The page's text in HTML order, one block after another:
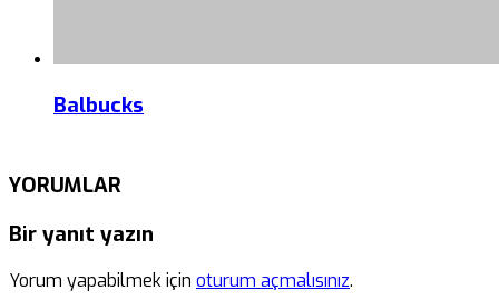
Balbucks
YORUMLAR
Bir yanıt yazın
Yorum yapabilmek için oturum açmalısınız.